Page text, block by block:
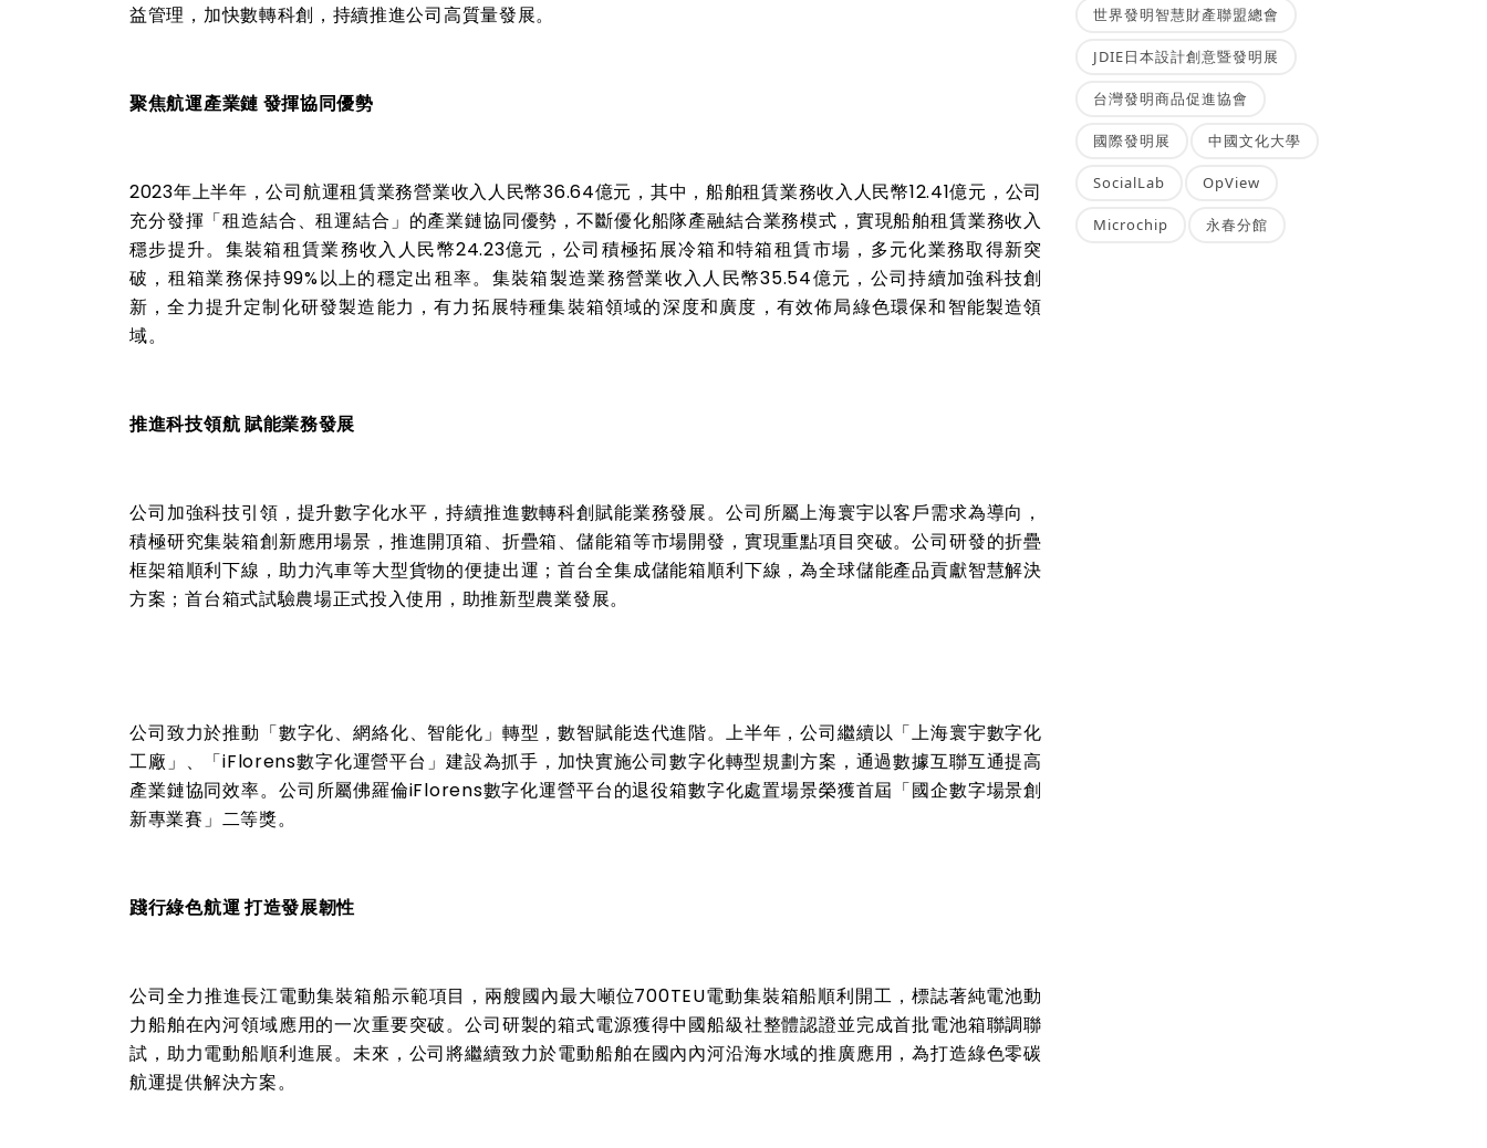
益管理，加快數轉科創，持續推進公司高質量發展。
聚焦航運產業鏈 發揮協同優勢
2023年上半年，公司航運租賃業務營業收入人民幣36.64億元，其中，船舶租賃業務收入人民幣12.41億元，公司
充分發揮「租造結合、租運結合」的產業鏈協同優勢，不斷優化船隊產融結合業務模式，實現船舶租賃業務收入
穩步提升。集裝箱租賃業務收入人民幣24.23億元，公司積極拓展冷箱和特箱租賃市場，多元化業務取得新突
破，租箱業務保持99%以上的穩定出租率。集裝箱製造業務營業收入人民幣35.54億元，公司持續加強科技創
新，全力提升定制化研發製造能力，有力拓展特種集裝箱領域的深度和廣度，有效佈局綠色環保和智能製造領
域。
推進科技領航 賦能業務發展
公司加強科技引領，提升數字化水平，持續推進數轉科創賦能業務發展。公司所屬上海寰宇以客戶需求為導向，
積極研究集裝箱創新應用場景，推進開頂箱、折疊箱、儲能箱等市場開發，實現重點項目突破。公司研發的折疊
框架箱順利下線，助力汽車等大型貨物的便捷出運；首台全集成儲能箱順利下線，為全球儲能產品貢獻智慧解決
方案；首台箱式試驗農場正式投入使用，助推新型農業發展。
公司致力於推動「數字化、網絡化、智能化」轉型，數智賦能迭代進階。上半年，公司繼續以「上海寰宇數字化
工廠」、「iFlorens數字化運營平台」建設為抓手，加快實施公司數字化轉型規劃方案，通過數據互聯互通提高
產業鏈協同效率。公司所屬佛羅倫iFlorens數字化運營平台的退役箱數字化處置場景榮獲首屆「國企數字場景創
新專業賽」二等獎。
踐行綠色航運 打造發展韌性
公司全力推進長江電動集裝箱船示範項目，兩艘國內最大噸位700TEU電動集裝箱船順利開工，標誌著純電池動
力船舶在內河領域應用的一次重要突破。公司研製的箱式電源獲得中國船級社整體認證並完成首批電池箱聯調聯
試，助力電動船順利進展。未來，公司將繼續致力於電動船舶在國內內河沿海水域的推廣應用，為打造綠色零碳
航運提供解決方案。
世界發明智慧財產聯盟總會
JDIE日本設計創意暨發明展
台灣發明商品促進協會
國際發明展 中國文化大學
SocialLab OpView
Microchip 永春分館